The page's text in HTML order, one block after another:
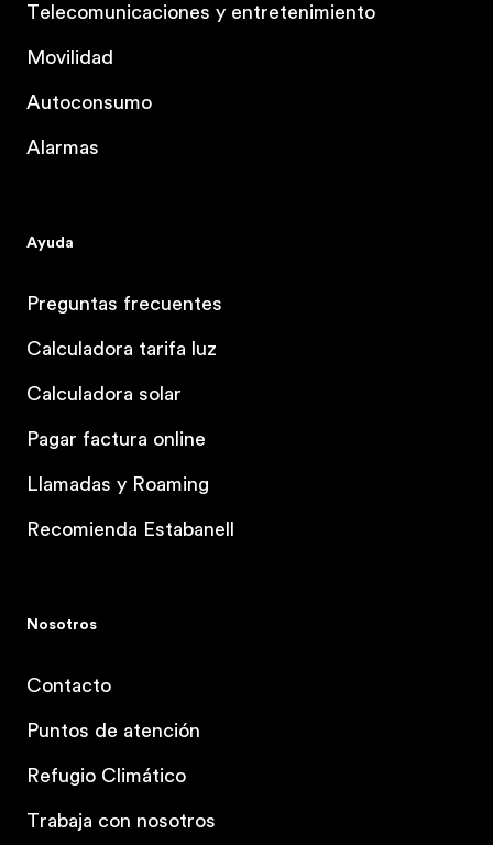
Telecomunicaciones y entretenimiento
Movilidad
Autoconsumo
Alarmas
Ayuda
Preguntas frecuentes
Calculadora tarifa luz
Calculadora solar
Pagar factura online
Llamadas y Roaming
Recomienda Estabanell
Nosotros
Contacto
Puntos de atención
Refugio Climático
Trabaja con nosotros